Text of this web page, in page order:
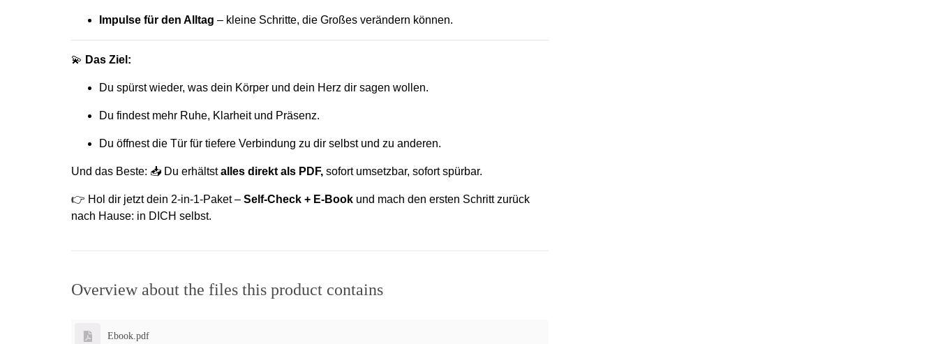
Impulse für den Alltag – kleine Schritte, die Großes verändern können.
💫 Das Ziel:
Du spürst wieder, was dein Körper und dein Herz dir sagen wollen.
Du findest mehr Ruhe, Klarheit und Präsenz.
Du öffnest die Tür für tiefere Verbindung zu dir selbst und zu anderen.
Und das Beste: 📥 Du erhältstalles direkt als PDF, sofort umsetzbar, sofort spürbar.
👉 Hol dir jetzt dein 2-in-1-Paket – Self-Check + E-Book und mach den ersten Schritt zurück
nach Hause: in DICH selbst.
Overview about the files this product contains
Ebook.pdf